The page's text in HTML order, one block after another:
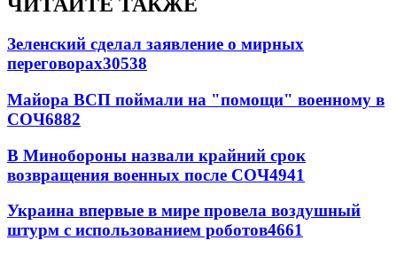
ЧИТАЙТЕ ТАКЖЕ
Зеленский сделал заявление о мирных
переговорах30538
Майора ВСП поймали на "помощи" военному в
СОЧ6882
В Минобороны назвали крайний срок
возвращения военных после СОЧ4941
Украина впервые в мире провела воздушный
штурм с использованием роботов4661